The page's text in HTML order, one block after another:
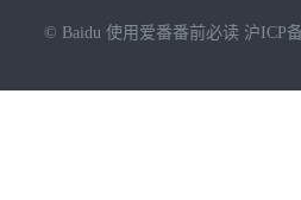
© Baidu 使用爱番番前必读 沪ICP